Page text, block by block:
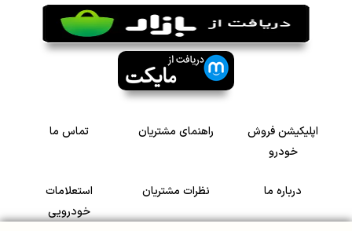
اپلیکیشن فروش
خودرو
راهنمای مشتریان تماس ما
درباره ما نظرات مشتریان
استعلامات
خودرویی